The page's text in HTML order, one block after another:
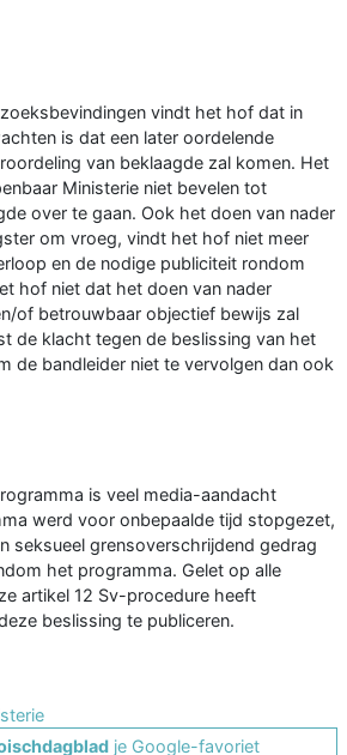
vindt het hof dat in
is dat een later oordelende
van beklaagde zal komen. Het
Ministerie niet bevelen tot
over te gaan. Ook het doen van nader
om vroeg, vindt het hof niet meer
en de nodige publiciteit rondom
hof niet dat het doen van nader
of betrouwbaar objectief bewijs zal
de klacht tegen de beslissing van het
de bandleider niet te vervolgen dan ook
is veel media-aandacht
werd voor onbepaalde tijd stopgezet,
seksueel grensoverschrijdend gedrag
het programma. Gelet op alle
artikel 12 Sv-procedure heeft
beslissing te publiceren.
je Google-favoriet